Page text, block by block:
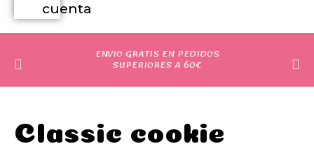
cuenta
ENVIO GRATIS EN PEDIDOS
SUPERIORES A 60€
Classic cookie